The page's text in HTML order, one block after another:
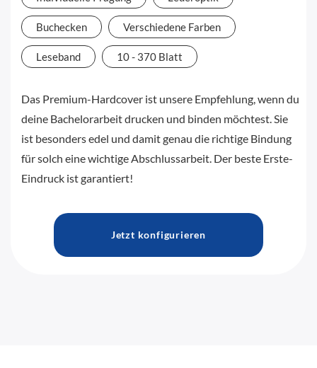
Buchecken Verschiedene Farben
Leseband 10 - 370 Blatt
Das Premium-Hardcover ist unsere Empfehlung, wenn du
deine Bachelorarbeit drucken und binden möchtest. Sie
ist besonders edel und damit genau die richtige Bindung
für solch eine wichtige Abschlussarbeit. Der beste Erste-
Eindruck ist garantiert!
Jetzt konfigurieren